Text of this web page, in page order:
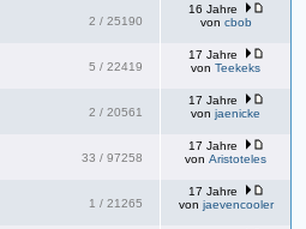
2 / 25190
16 Jahre
von cbob
5 / 22419
17 Jahre
von Teekeks
2 / 20561
17 Jahre
von jaenicke
33 / 97258
17 Jahre
von Aristoteles
1 / 21265
17 Jahre
von jaevencooler